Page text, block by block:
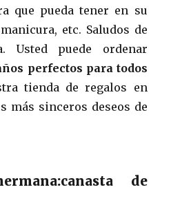
que pueda tener en su
etc. Saludos de
Usted puede ordenar
perfectos para todos
tienda de regalos en
más sinceros deseos de
de